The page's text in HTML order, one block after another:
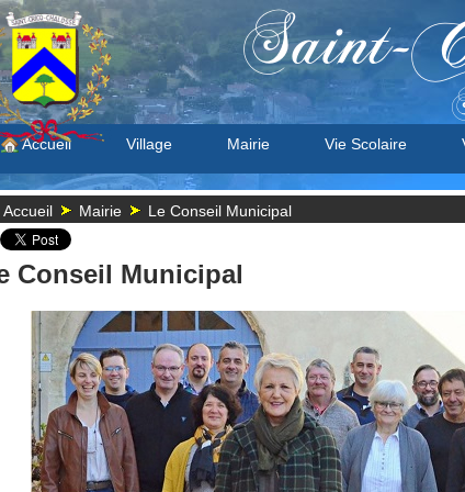
Saint-
Accueil Village Mairie Vie Scolaire
Accueil Mairie Le Conseil Municipal
Conseil Municipal